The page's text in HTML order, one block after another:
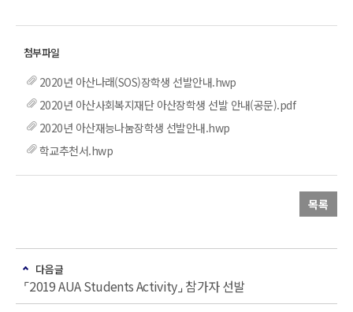
2020년 아산나래(SOS)장학생 선발안내.hwp
2020년 아산사회복지재단 아산장학생 선발 안내(공문).pdf
2020년 아산재능나눔장학생 선발안내.hwp
학교추천서.hwp
목록
다음글
⌜2019 AUA Students Activity⌟ 참가자 선발